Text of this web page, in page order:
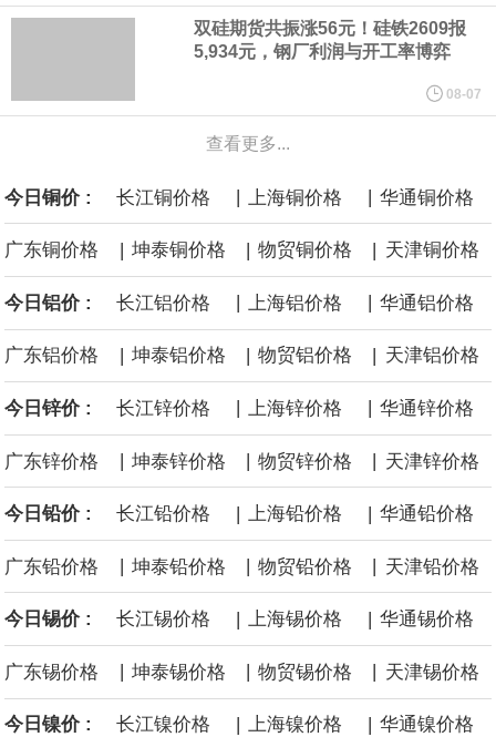
计划建造的15艘核动力“特朗普级”（Trump-class）战列舰，从研发
到采购的总费用可能高达2750亿美元，为美国有史以来最昂贵的水
面战舰项目之一。 根据CBO的初步估算，首舰造价约234亿美元，
后续14艘平均每艘约180亿美元。
黄金价格有望录得自今年1月以来最大单周涨幅。油价走弱为金价提
供支撑，同时投资者正等待美国非农就业数据，以寻找美国利率前
景的线索。StoneX高级分析师马特·辛普森表示，中东和平前景改善
令市场通胀预期下降，推动黄金价格从此前持续数周、位于4000美
元上方的盘整区间中进一步上涨。
必和必拓港口联合工会：必和必拓西澳大利亚铁矿石业务的工人已
通知，将于8月9日实施24小时停工。
双硅期货共振涨56元！硅铁2609报
5,934元，钢厂利润与开工率博弈
08-07
查看更多...
今日铜价 : 长江铜价格 | 上海铜价格 | 华通铜价格
广东铜价格 | 坤泰铜价格 | 物贸铜价格 | 天津铜价格
今日铝价 : 长江铝价格 上海铝价格 华通铝价格
广东铝价格 | 坤泰铝价格 | 物贸铝价格 | 天津铝价格
今日锌价 : 长江锌价格 上海锌价格 华通锌价格
广东锌价格 | 坤泰锌价格 | 物贸锌价格 | 天津锌价格
今日铅价 : 长江铅价格 | 上海铅价格 | 华通铅价格
广东铅价格 坤泰铅价格 物贸铅价格 天津铅价格
今日锡价 : 长江锡价格 | 上海锡价格 | 华通锡价格
广东锡价格 坤泰锡价格 物贸锡价格 天津锡价格
今日镍价 : 长江镍价格 | 上海镍价格 | 华通镍价格